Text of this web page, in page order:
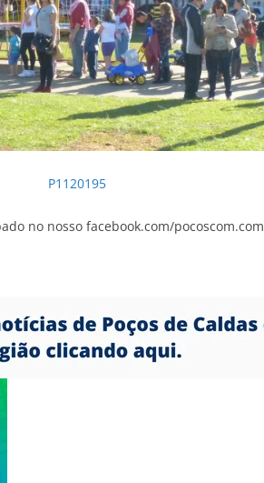
no nosso facebook.com/pocoscom.com